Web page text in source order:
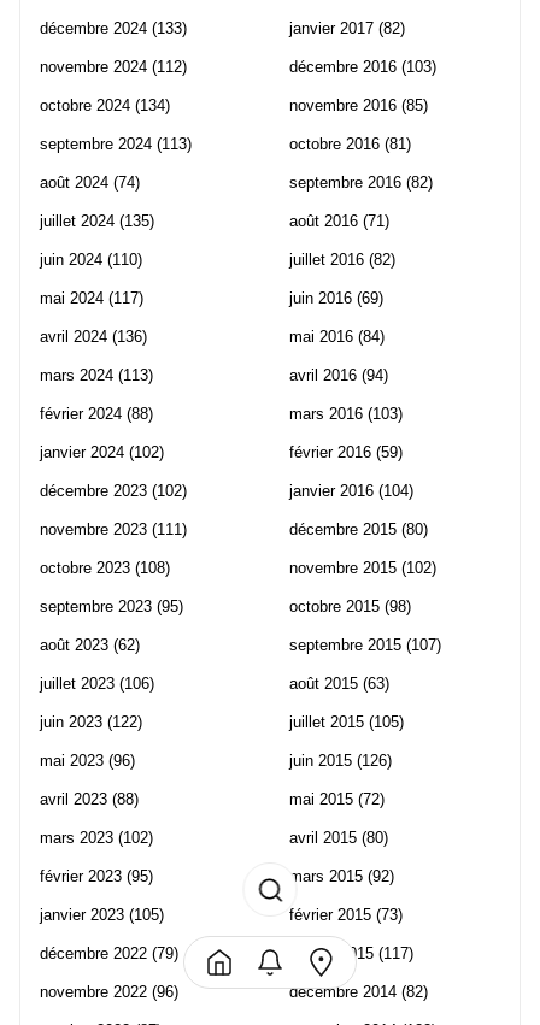
décembre 2024 (133)
novembre 2024 (112)
octobre 2024 (134)
septembre 2024 (113)
août 2024 (74)
juillet 2024 (135)
juin 2024 (110)
mai 2024 (117)
avril 2024 (136)
mars 2024 (113)
février 2024 (88)
janvier 2024 (102)
décembre 2023 (102)
novembre 2023 (111)
octobre 2023 (108)
septembre 2023 (95)
août 2023 (62)
juillet 2023 (106)
juin 2023 (122)
mai 2023 (96)
avril 2023 (88)
mars 2023 (102)
février 2023 (95)
janvier 2023 (105)
décembre 2022 (79)
novembre 2022 (96)
janvier 2017 (82)
décembre 2016 (103)
novembre 2016 (85)
octobre 2016 (81)
septembre 2016 (82)
août 2016 (71)
juillet 2016 (82)
juin 2016 (69)
mai 2016 (84)
avril 2016 (94)
mars 2016 (103)
février 2016 (59)
janvier 2016 (104)
décembre 2015 (80)
novembre 2015 (102)
octobre 2015 (98)
septembre 2015 (107)
août 2015 (63)
juillet 2015 (105)
juin 2015 (126)
mai 2015 (72)
avril 2015 (80)
mars 2015 (92)
février 2015 (73)
janvier 2015 (117)
décembre 2014 (82)